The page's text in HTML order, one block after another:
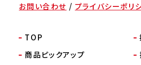
お問い合わせ / プライバシーポリ
TOP
商品ピックアップ